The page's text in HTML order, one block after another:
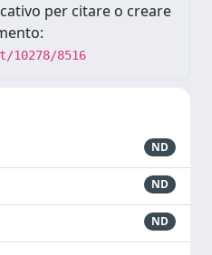
per citare o creare
8516
ND
ND
ND